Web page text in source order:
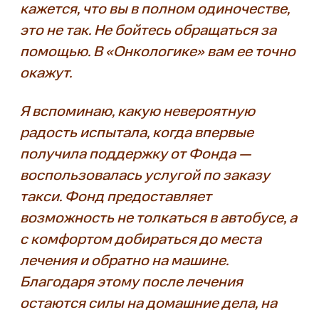
кажется, что вы в полном одиночестве,
это не так. Не бойтесь обращаться за
помощью. В «Онкологике» вам ее точно
окажут.
Я вспоминаю, какую невероятную
радость испытала, когда впервые
получила поддержку от Фонда —
воспользовалась услугой по заказу
такси. Фонд предоставляет
возможность не толкаться в автобусе, а
с комфортом добираться до места
лечения и обратно на машине.
Благодаря этому после лечения
остаются силы на домашние дела, на